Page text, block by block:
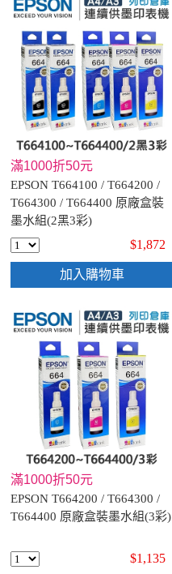
滿1000折50元
EPSON T664100 / T664200 /
T664300 / T664400 原廠盒裝
墨水組(2黑3彩)
$1,872
加入購物車
滿1000折50元
EPSON T664200 / T664300 /
T664400 原廠盒裝墨水組(3彩)
$1,135